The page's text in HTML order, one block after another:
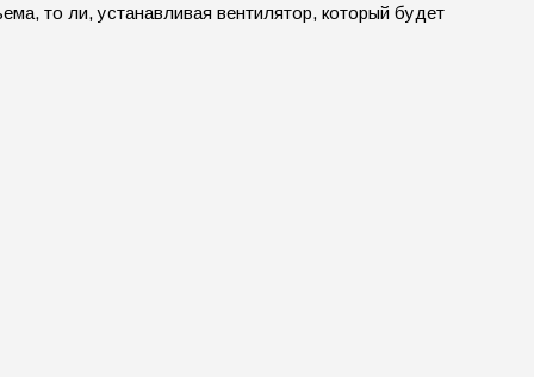
то ли, устанавливая вентилятор, который будет